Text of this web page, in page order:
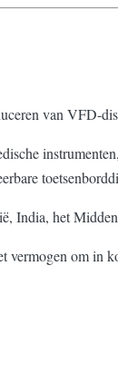
van VFD-
India, het
om